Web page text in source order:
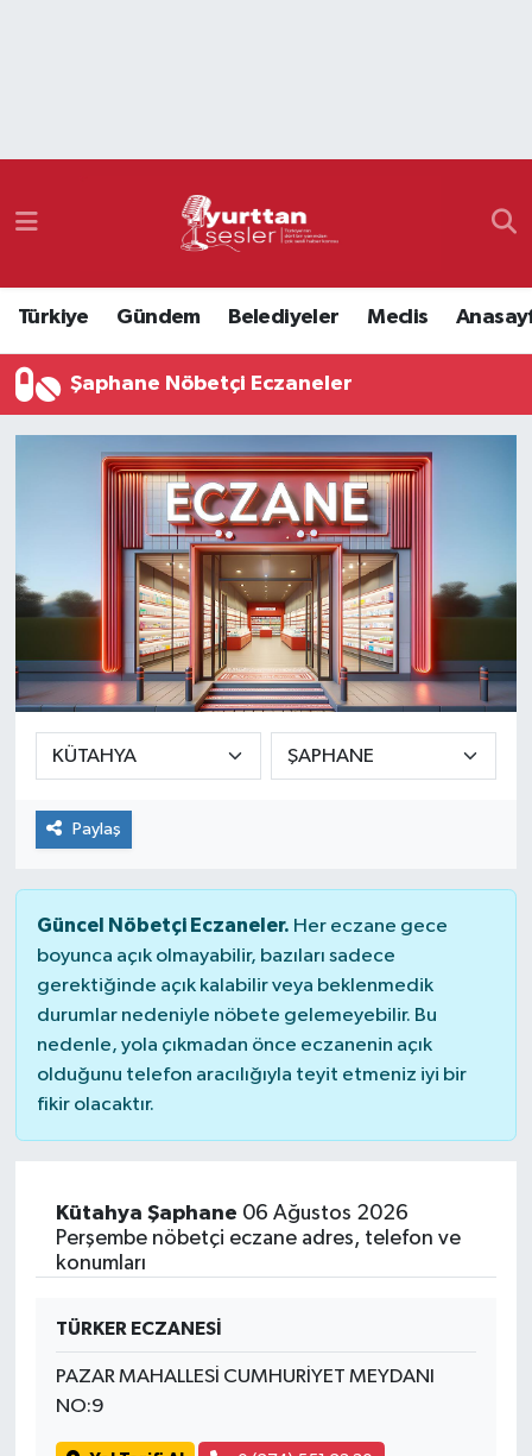
Türkiye Gündem Belediyeler Meclis
Şaphane Nöbetçi Eczaneler
Paylaş
Güncel Nöbetçi Eczaneler. Her eczane gece
boyunca açık olmayabilir, bazıları sadece
gerektiğinde açık kalabilir veya beklenmedik
durumlar nedeniyle nöbete gelemeyebilir. Bu
nedenle, yola çıkmadan önce eczanenin açık
olduğunu telefon aracılığıyla teyit etmeniz iyi bir
fikir olacaktır.
Kütahya Şaphane 06 Ağustos 2026
Perşembe nöbetçi eczane adres, telefon ve
konumları
TÜRKER ECZANESİ
PAZAR MAHALLESİ CUMHURİYET MEYDANI
NO:9
Namaz Vakitleri
Süper Lig Puan Durumu ve Fikstür
Tüm Manşetler
Son Dakika Haberleri
Haber Arşivi